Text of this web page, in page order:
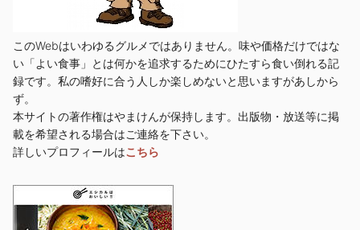
このWebはいわゆるグルメではありません。味や価格だけではな
い「よい食事」とは何かを追求するためにひたすら食い倒れる記
録です。私の嗜好に合う人しか楽しめないと思いますがあしから
ず。
本サイトの著作権はやまけんが保持します。出版物・放送等に掲
載を希望される場合はご連絡を下さい。
詳しいプロフィールはこちら